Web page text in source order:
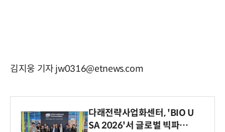
김지웅 기자 jw0316@etnews.com
다래전략사업화센터, 'BIO U
SA 2026'서 글로벌 빅파마